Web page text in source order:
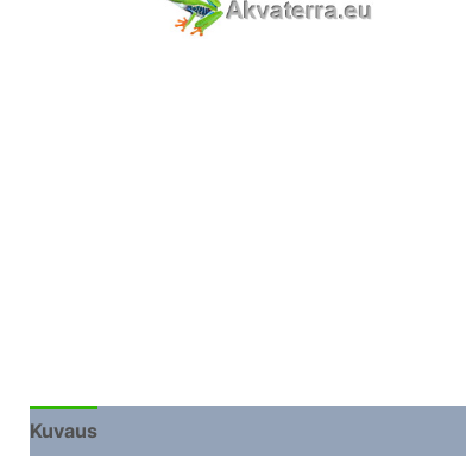
Kuvaus